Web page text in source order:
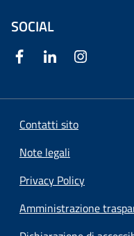
SOCIAL
Contatti sito
Note legali
Privacy Policy
Amministrazione